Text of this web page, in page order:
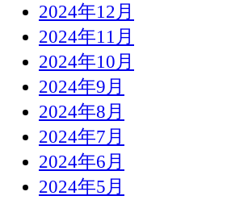
2024年12月
2024年11月
2024年10月
2024年9月
2024年8月
2024年7月
2024年6月
2024年5月